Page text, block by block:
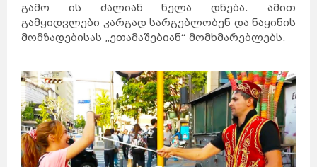
გამო ის ძალიან ნელა დნება. ამით
გამყიდვლები კარგად სარგებლობენ და ნაყინის
მომზადებისას „ეთამაშებიან“ მომხმარებლებს.